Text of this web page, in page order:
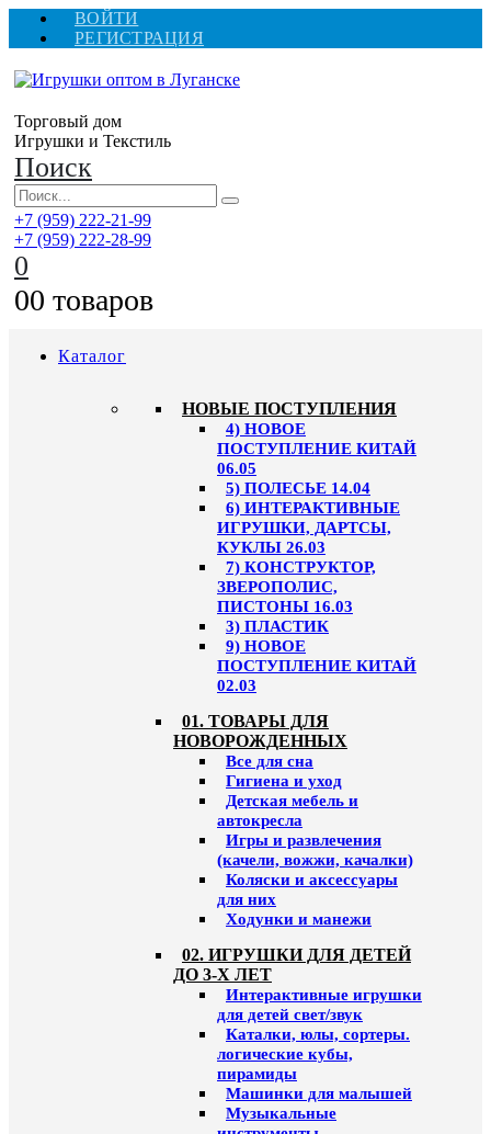
ВОЙТИ
РЕГИСТРАЦИЯ
Торговый дом
Игрушки и Текстиль
Поиск
+7 (959) 222-21-99
+7 (959) 222-28-99
0
00 товаров
Каталог
НОВЫЕ ПОСТУПЛЕНИЯ
4) НОВОЕ
ПОСТУПЛЕНИЕ КИТАЙ
06.05
5) ПОЛЕСЬЕ 14.04
6) ИНТЕРАКТИВНЫЕ
ИГРУШКИ, ДАРТСЫ,
КУКЛЫ 26.03
7) КОНСТРУКТОР,
ЗВЕРОПОЛИС,
ПИСТОНЫ 16.03
3) ПЛАСТИК
9) НОВОЕ
ПОСТУПЛЕНИЕ КИТАЙ
02.03
01. ТОВАРЫ ДЛЯ
НОВОРОЖДЕННЫХ
Все для сна
Гигиена и уход
Детская мебель и
автокресла
Игры и развлечения
(качели, вожжи, качалки)
Коляски и аксессуары
для них
Ходунки и манежи
02. ИГРУШКИ ДЛЯ ДЕТЕЙ
ДО 3-Х ЛЕТ
Интерактивные игрушки
для детей свет/звук
Каталки, юлы, сортеры.
логические кубы,
пирамиды
Машинки для малышей
Музыкальные